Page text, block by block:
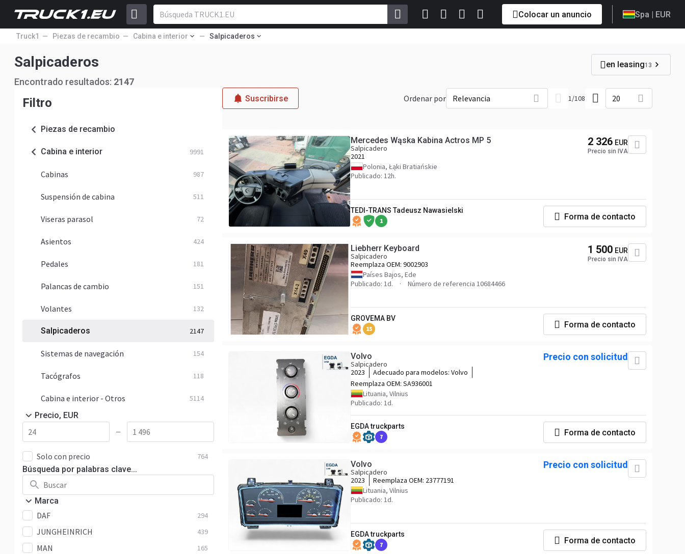
Colocar un anuncio Spa | EUR
Truck1 Piezas de recambio Cabina e interior Salpicaderos
Salpicaderos
Encontrado resultados: 2147
en leasing13
Filtro
Piezas de recambio
Cabina e interior 9991
Cabinas 987
Suspensión de cabina 511
Viseras parasol 72
Asientos 424
Pedales 181
Palancas de cambio 151
Volantes 132
Salpicaderos 2147
Sistemas de navegación 154
Tacógrafos 118
Cabina e interior - Otros 5114
Precio, EUR
—
Solo con precio 764
Búsqueda por palabras clave...
Marca
DAF 294
JUNGHEINRICH 439
MAN 165
Suscribirse Ordenar por Relevancia 1/108 20
Mercedes Wąska Kabina Actros MP 5
Salpicadero
2021
Polonia, Łąki Bratiańskie
Publicado: 12h.
2 326 EUR
Precio sin IVA
TEDI-TRANS Tadeusz Nawasielski
1 Forma de contacto
Liebherr Keyboard
Salpicadero
Reemplaza OEM: 9002903
Países Bajos, Ede
Publicado: 1d.
Número de referencia 10684466
1 500 EUR
Precio sin IVA
GROVEMA BV
15 Forma de contacto
Volvo
Salpicadero
2023
Adecuado para modelos: Volvo
Reemplaza OEM: SA936001
Lituania, Vilnius
Publicado: 1d.
Precio con solicitud
EGDA truckparts
7 Forma de contacto
Volvo
Salpicadero
2023
Reemplaza OEM: 23777191
Lituania, Vilnius
Publicado: 1d.
Precio con solicitud
EGDA truckparts
7 Forma de contacto